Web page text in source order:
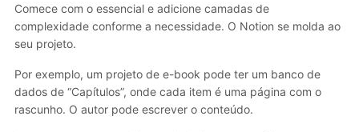
Comece com o essencial e adicione camadas de
complexidade conforme a necessidade. O Notion se molda ao
seu projeto.
Por exemplo, um projeto de e-book pode ter um banco de
dados de “Capítulos”, onde cada item é uma página com o
rascunho. O autor pode escrever o conteúdo.